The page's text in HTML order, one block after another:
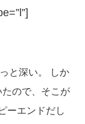
と深い。 しか
ので、そこが
ーエンドだし